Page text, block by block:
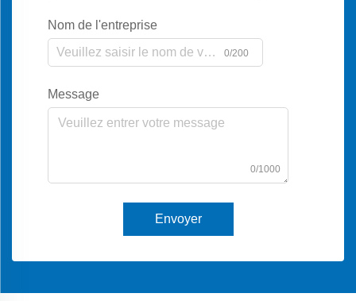
Nom de l'entreprise
0/200
Message
0/1000
Envoyer